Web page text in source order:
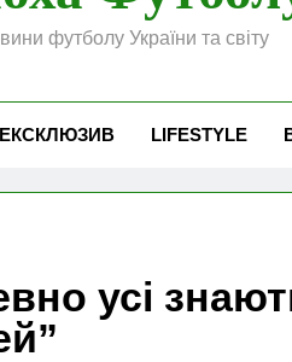
футболу України та світу
ЕКСКЛЮЗИВ LIFESTYLE
усі